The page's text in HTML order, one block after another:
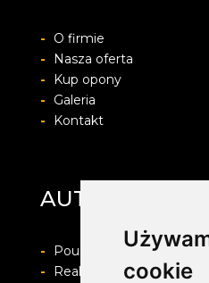
cookie
-
O firmie
-
Nasza oferta
-
Kup opony
-
Galeria
-
Kontakt
AUTO-PROTECT
-
Pouczenie o prawie do
-
Realizacja zamówienia i